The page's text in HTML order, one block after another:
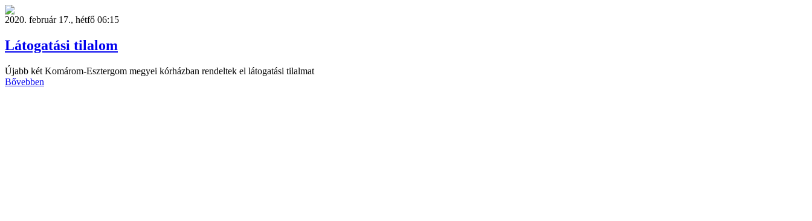
2020. február 17., hétfő 06:15
Látogatási tilalom
Újabb két Komárom-Esztergom megyei kórházban rendeltek el látogatási tilalmat
Bővebben